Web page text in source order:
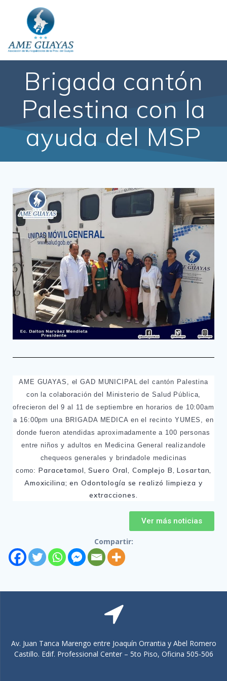
Brigada cantón
Palestina con la
ayuda del MSP
AME GUAYAS, el GAD MUNICIPAL del cantón Palestina
con la colaboración del Ministerio de Salud Pública,
ofrecieron del 9 al 11 de septiembre en horarios de 10:00am
a 16:00pm una BRIGADA MEDICA en el recinto YUMES, en
donde fueron atendidas aproximadamente a 100 personas
entre niños y adultos en Medicina General realizandole
chequeos generales y brindadole medicinas
como: Paracetamol, Suero Oral, Complejo B, Losartan,
Amoxicilina; en Odontología se realizó limpieza y
extracciones.
Ver más noticias
Compartir:
Av. Juan Tanca Marengo entre Joaquín Orrantia y Abel Romero
Castillo. Edif. Professional Center – 5to Piso, Oficina 505-506